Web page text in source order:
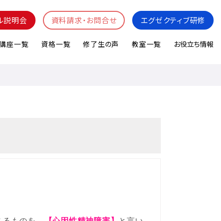
説明会 資料請求・お問合せ エグゼクティブ研修
座一覧 資格一覧 修了生の声 教室一覧 お役立ち情報